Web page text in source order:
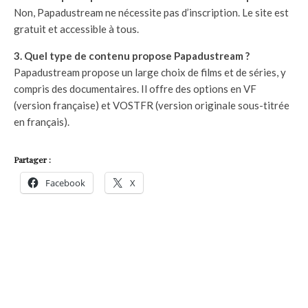
Non, Papadustream ne nécessite pas d’inscription. Le site est
gratuit et accessible à tous.
3. Quel type de contenu propose Papadustream ?
Papadustream propose un large choix de films et de séries, y
compris des documentaires. Il offre des options en VF
(version française) et VOSTFR (version originale sous-titrée
en français).
Partager :
Facebook X